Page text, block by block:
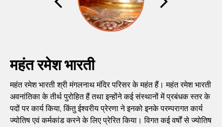
महंत रमेश भारती
महंत रमेश भारती श्री मंगलनाथ मंदिर परिसर के महंत हैं। महंत रमेश भारती
अवनांतिका के तीर्थ पुरोहित हैं तथा इन्होंने कई संस्थानों में प्रबंधक स्तर के
पदों पर कार्य किया, किंतु ईश्वरीय प्रेरणा ने इनको इनके परम्परागत कार्य
ज्योतिष एवं कर्मकांड करने के लिए प्रेरित किया। विगत कई वर्षों से ज्योतिष